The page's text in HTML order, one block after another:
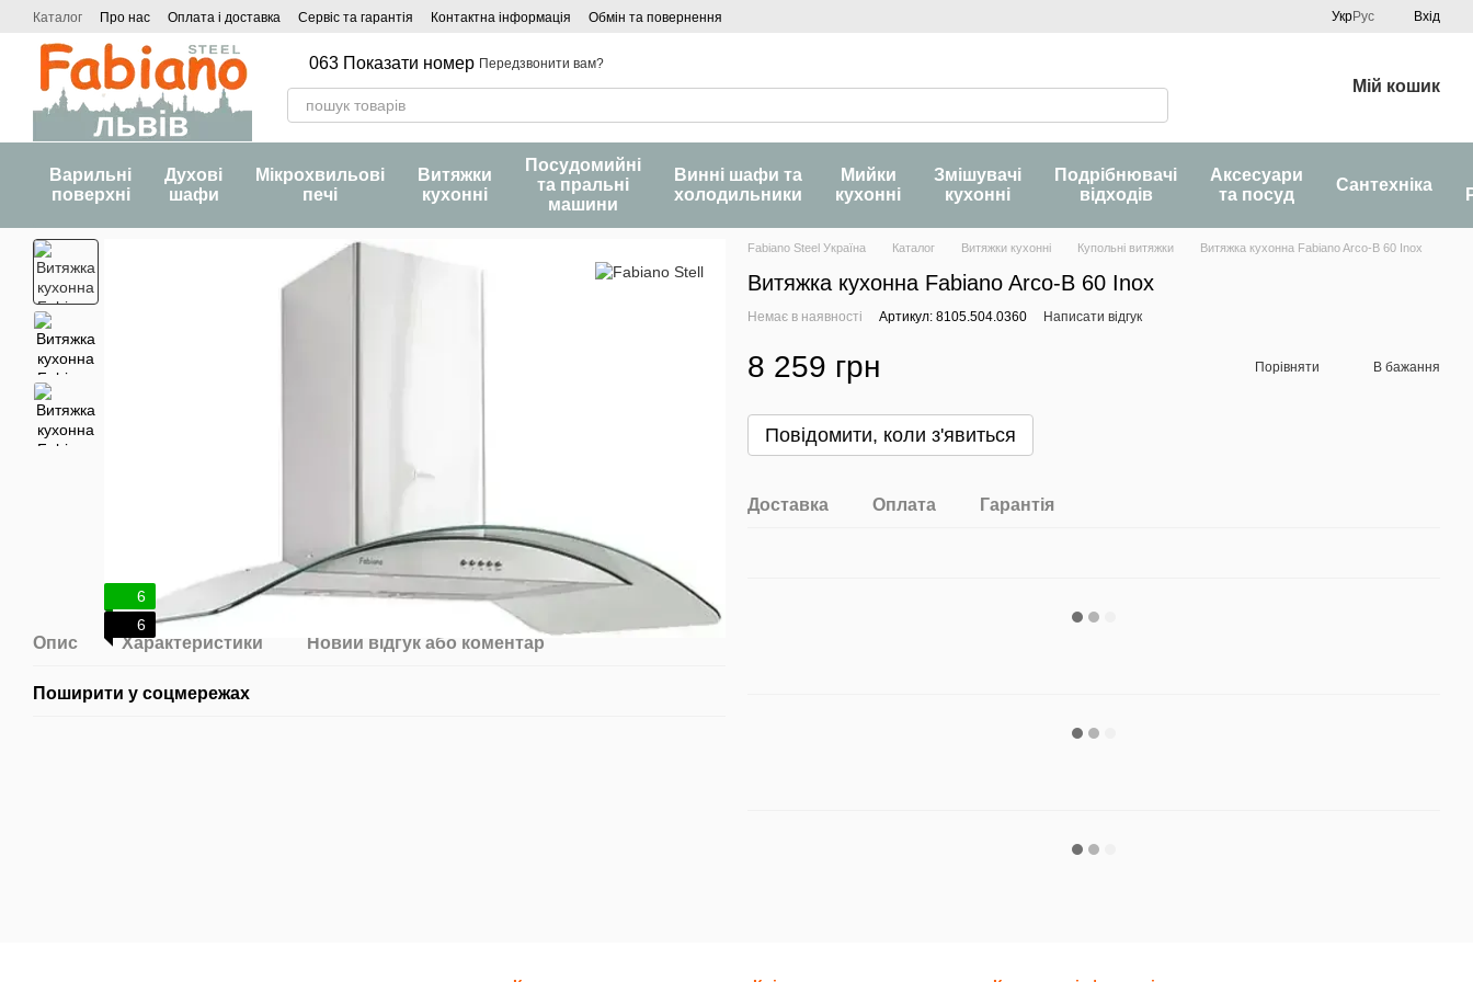
Перейти до основного контенту
Каталог Про нас Оплата і доставка Сервіс та гарантія Контактна інформація Обмін та повернення УкрРус Вхід
063 Показати номер Передзвонити вам?
Мій кошик
Варильні
поверхні
Духові
шафи
Мікрохвильові
печі
Витяжки
кухонні
Посудомийні
та пральні
машини
Винні шафи та
холодильники
Мийки
кухонні
Змішувачі
кухонні
Подрібнювачі
відходів
Аксесуари
та посуд
Сантехніка
6
6
Опис Характеристики Новий відгук або коментар
Поширити у соцмережах
Fabiano Steel Україна Каталог Витяжки кухонні Купольні витяжки Витяжка кухонна Fabiano Arco-B 60 Inox
Витяжка кухонна Fabiano Arco-B 60 Inox
Немає в наявності Артикул: 8105.504.0360 Написати відгук
8 259 грн Порівняти В бажання
Повідомити, коли з'явиться
Доставка Оплата Гарантія